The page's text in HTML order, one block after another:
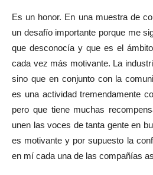
Es un honor. En una muestra de
un desafío importante porque me
que desconocía y que es el
cada vez más motivante. La
sino que en conjunto con la
es una actividad tremendamente
pero que tiene muchas
unen las voces de tanta gente en
es motivante y por supuesto la
en mí cada una de las compañías